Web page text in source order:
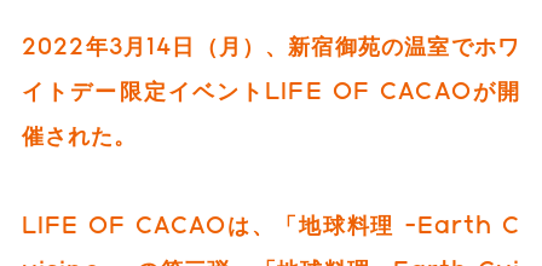
2022年3月14日（月）、新宿御苑の温室でホワ
イトデー限定イベントLIFE OF CACAOが開
催された。
LIFE OF CACAOは、「地球料理 -Earth C